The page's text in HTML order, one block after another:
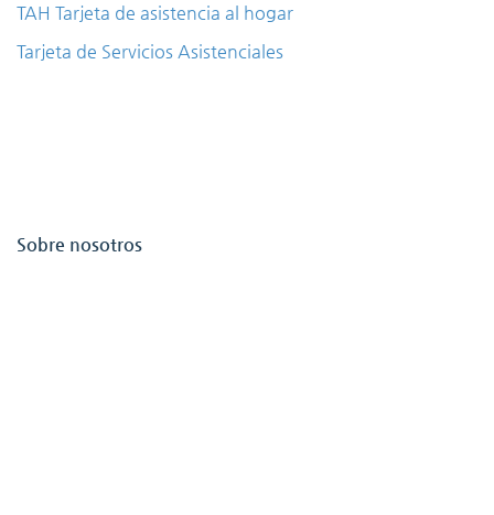
TAH Tarjeta de asistencia al hogar
Tarjeta de Servicios Asistenciales
Sobre nosotros